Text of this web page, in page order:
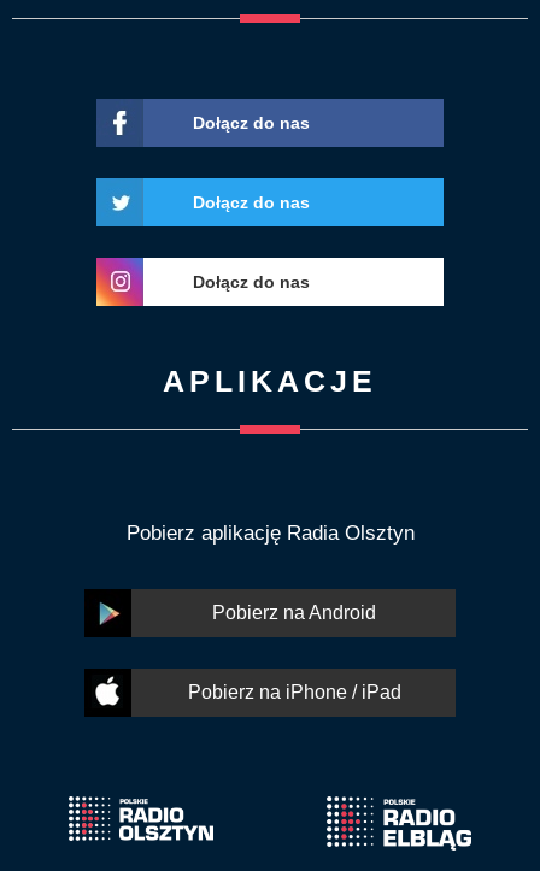
Dołącz do nas
Dołącz do nas
Dołącz do nas
APLIKACJE
Pobierz aplikację Radia Olsztyn
Pobierz na Android
Pobierz na iPhone / iPad